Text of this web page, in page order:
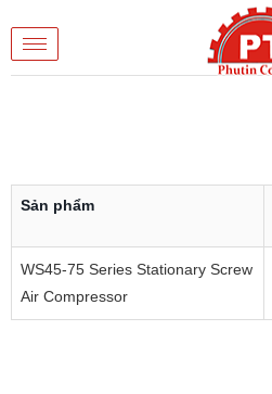
Toggle
navigation
Sản phẩm
WS45-75 Series Stationary Screw
Air Compressor